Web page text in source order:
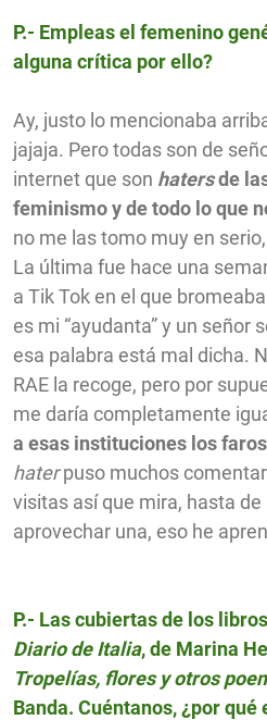
P.- Empleas el femenino
alguna crítica por ello?
Ay, justo lo mencionaba
jajaja. Pero todas son de
internet que son hatersde
feminismo y de todo lo que
no me las tomo muy en
La última fue hace una
a Tik Tok en el que
es mi “ayudanta” y un señor
esa palabra está mal dicha.
RAE la recoge, pero por
me daría completamente
a esas instituciones los
haterpuso muchos
visitas así que mira, hasta
aprovechar una, eso he
P.- Las cubiertas de los
Diario de Italia, de Marina
Tropelías, flores y otros
Banda. Cuéntanos, ¿por qué